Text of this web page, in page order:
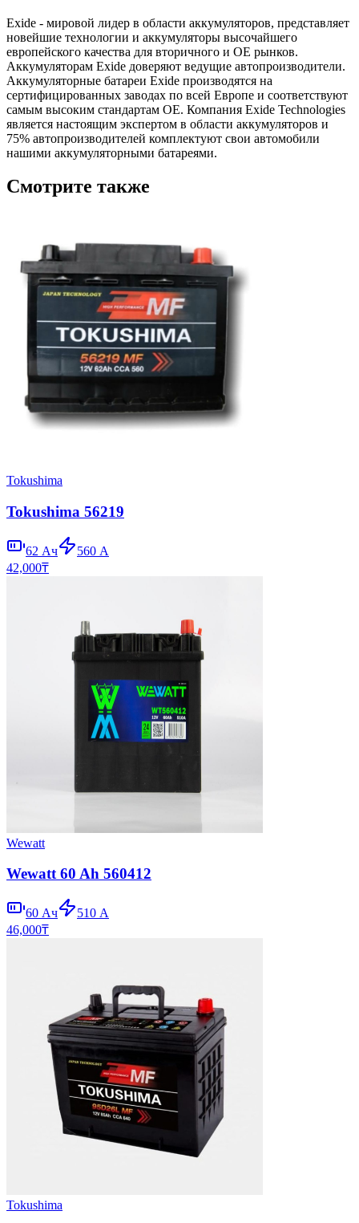
Exide - мировой лидер в области аккумуляторов, представляет
новейшие технологии и аккумуляторы высочайшего
европейского качества для вторичного и OE рынков.
Аккумуляторам Exide доверяют ведущие автопроизводители.
Аккумуляторные батареи Exide производятся на
сертифицированных заводах по всей Европе и соответствуют
самым высоким стандартам OE. Компания Exide Technologies
является настоящим экспертом в области аккумуляторов и
75% автопроизводителей комплектуют свои автомобили
нашими аккумуляторными батареями.
Смотрите также
Tokushima
Tokushima 56219
62 Ач 560 А
42,000₸
Wewatt
Wewatt 60 Ah 560412
60 Ач 510 А
46,000₸
Tokushima